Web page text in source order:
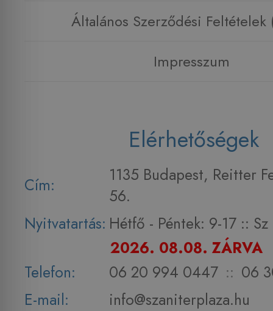
Általános Szerződési Feltételek
Impresszum
Elérhetőségek
Cím:
1135 Budapest, Reitter
56.
Nyitvatartás: Hétfő - Péntek: 9-17 :: Sz
2026. 08.08. ZÁRVA
Telefon:
06 20 994 0447 :: 06
E-mail:
info@szaniterplaza.hu